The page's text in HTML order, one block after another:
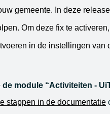
gemeente. In deze
Om deze fix te
in de instellingen van
de module “Activiteiten -
stappen in de documentatie